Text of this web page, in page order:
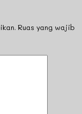
Ruas yang wajib